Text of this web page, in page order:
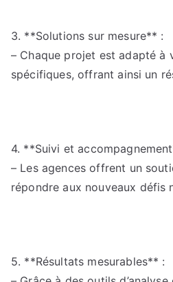
3. **Solutions sur mesure** :
– Chaque projet est adapté à
spécifiques, offrant ainsi un
4. **Suivi et
– Les agences offrent un
répondre aux nouveaux défis
5. **Résultats mesurables** :